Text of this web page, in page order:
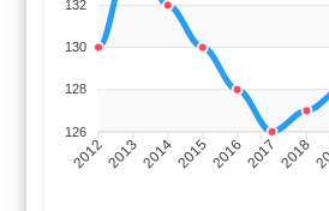
132
130
128
126
201220132014201520162017 2018